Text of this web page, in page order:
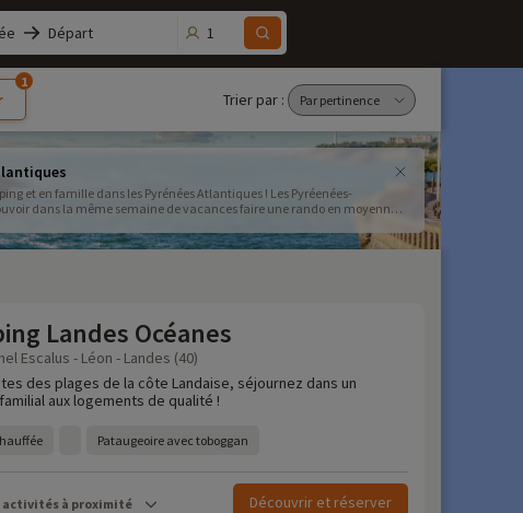
Départ 1
1
Trier par :
et en famille dans les Pyrénées Atlantiques ! Les Pyréenées-
dans la même semaine de vacances faire une rando en moyenne
Landes Océanes
Escalus - Léon - Landes (40)
des plages de la côte Landaise, séjournez dans un
aux logements de qualité !
Pataugeoire avec toboggan
activités à proximité Découvrir et réserver